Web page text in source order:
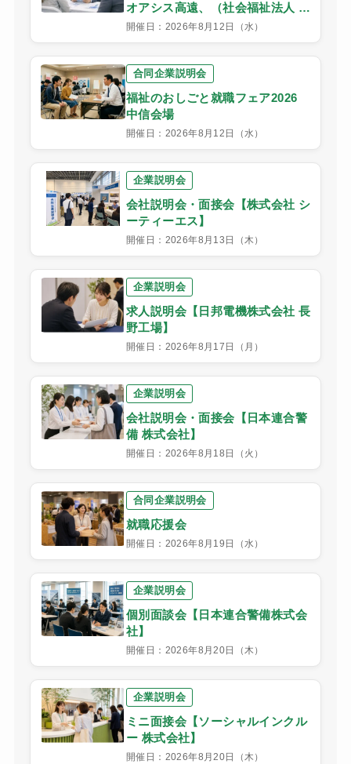
オアシス高遠、（社会福祉法人 や
すらぎの郷）】
開催日：2026年8月12日（水）
合同企業説明会
福祉のおしごと就職フェア2026
中信会場
開催日：2026年8月12日（水）
企業説明会
会社説明会・面接会【株式会社 シ
ーティーエス】
開催日：2026年8月13日（木）
企業説明会
求人説明会【日邦電機株式会社 長
野工場】
開催日：2026年8月17日（月）
企業説明会
会社説明会・面接会【日本連合警
備 株式会社】
開催日：2026年8月18日（火）
合同企業説明会
就職応援会
開催日：2026年8月19日（水）
企業説明会
個別面談会【日本連合警備株式会
社】
開催日：2026年8月20日（木）
企業説明会
ミニ面接会【ソーシャルインクル
ー 株式会社】
開催日：2026年8月20日（木）